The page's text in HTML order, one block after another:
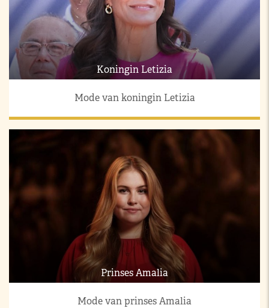
Koningin Letizia
Mode van koningin Letizia
Prinses Amalia
Mode van prinses Amalia